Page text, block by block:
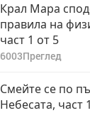
Крал Мара
правила на
част 1 от 5
6003Преглед
Смейте се по
Небесата, част